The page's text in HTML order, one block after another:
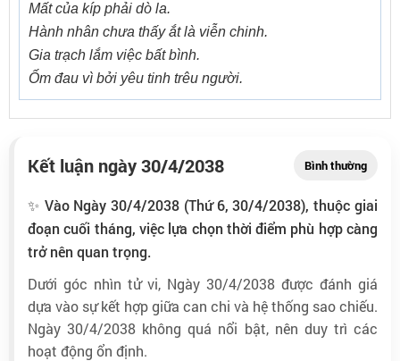
Mất của kíp phải dò la.
Hành nhân chưa thấy ắt là viễn chinh.
Gia trạch lắm việc bất bình.
Ốm đau vì bởi yêu tinh trêu người.
Kết luận ngày 30/4/2038 Bình thường
✨ Vào Ngày 30/4/2038 (Thứ 6, 30/4/2038), thuộc giai
đoạn cuối tháng, việc lựa chọn thời điểm phù hợp càng
trở nên quan trọng.
Dưới góc nhìn tử vi, Ngày 30/4/2038 được đánh giá
dựa vào sự kết hợp giữa can chi và hệ thống sao chiếu.
Ngày 30/4/2038 không quá nổi bật, nên duy trì các
hoạt động ổn định.